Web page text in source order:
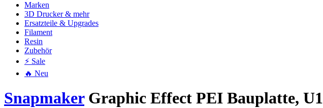
Marken
3D Drucker & mehr
Ersatzteile & Upgrades
Filament
Resin
Zubehör
⚡ Sale
🔥 Neu
SnapmakerGraphic Effect PEI Bauplatte, U1